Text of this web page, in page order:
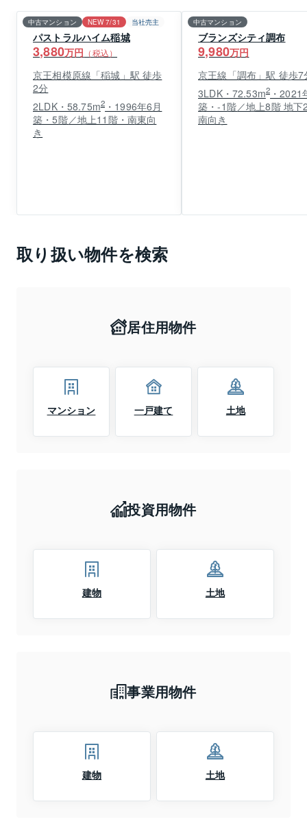
中古マンション NEW 7/31 当社売主
パストラルハイム稲城
3,880万円 （税込）
京王相模原線「稲城」駅 徒歩
2分
2LDK・58.75m2 ・1996年6月
築・5階／地上11階・南東向
き
中古マンション
ブランズシティ調布
9,980万円
京王線「調布」駅 徒歩7
3LDK・72.53m2 ・2021
築・-1階／地上8階 地下
南向き
取り扱い物件を検索
居住用物件
マンション 一戸建て 土地
投資用物件
建物 土地
事業用物件
建物 土地